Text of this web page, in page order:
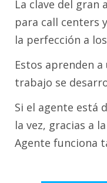
La clave del
para call centers
la perfección a
Estos aprenden
trabajo se
Si el agente está
la vez, gracias a
Agente funciona